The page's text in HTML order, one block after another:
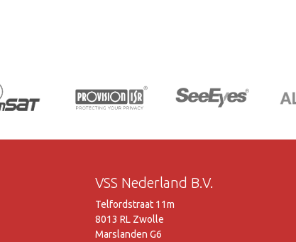
VSS Nederland B.V.
Telfordstraat 11m
8013 RL Zwolle
Marslanden G6